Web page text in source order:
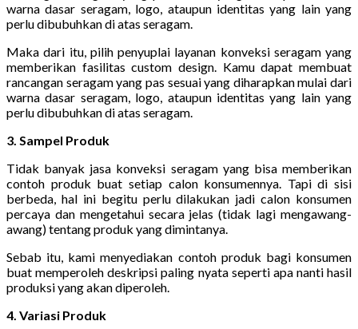
warna dasar seragam, logo, ataupun identitas yang lain yang
perlu dibubuhkan di atas seragam.
Maka dari itu, pilih penyuplai layanan konveksi seragam yang
memberikan fasilitas custom design. Kamu dapat membuat
rancangan seragam yang pas sesuai yang diharapkan mulai dari
warna dasar seragam, logo, ataupun identitas yang lain yang
perlu dibubuhkan di atas seragam.
3. Sampel Produk
Tidak banyak jasa konveksi seragam yang bisa memberikan
contoh produk buat setiap calon konsumennya. Tapi di sisi
berbeda, hal ini begitu perlu dilakukan jadi calon konsumen
percaya dan mengetahui secara jelas (tidak lagi mengawang-
awang) tentang produk yang dimintanya.
Sebab itu, kami menyediakan contoh produk bagi konsumen
buat memperoleh deskripsi paling nyata seperti apa nanti hasil
produksi yang akan diperoleh.
4. Variasi Produk